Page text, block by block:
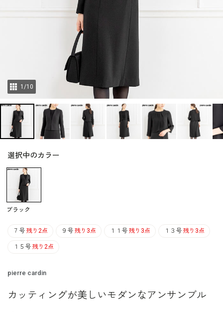
1 /10
選択中のカラー
ブラック
７号 残り2点 ９号 残り3点 １１号 残り3点 １３号 残り3点
１５号 残り2点
pierre cardin
カッティングが美しいモダンなアンサンブル